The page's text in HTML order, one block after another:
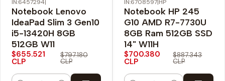
-18% OFF
Envío Gratis
IN:6457294|
Notebook Lenovo
IdeaPad Slim 3 Gen10
i5-13420H 8GB
512GB W11
$655.521
CLP
$797.180
CLP
-21% OFF
Envío Gratis
IN:6708597|HP
Notebook HP 245
G10 AMD R7-7730U
8GB Ram 512GB SSD
14" W11H
$700.380
CLP
$887.343
CLP